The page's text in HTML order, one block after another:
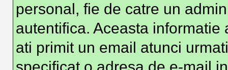
personal, fie de catre un
autentifica. Aceasta
ati primit un email atunci